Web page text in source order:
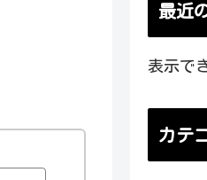
最近
表示で
カテ